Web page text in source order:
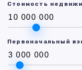
Стоимость
Первоначальный